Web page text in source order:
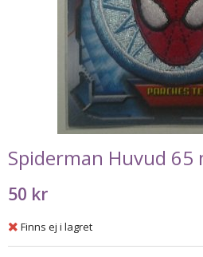
Spiderman Huvud 65
50 kr
Finns ej i lagret